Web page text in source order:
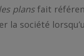
plansfait
la société